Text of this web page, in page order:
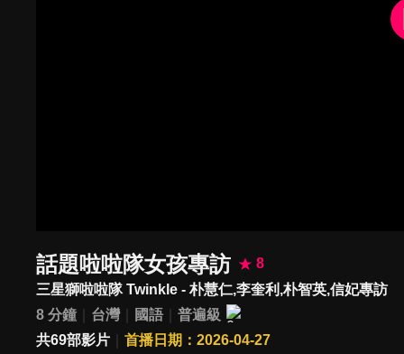
話題啦啦隊女孩專訪
8
三星獅啦啦隊 Twinkle - 朴慧仁,李奎利,朴智英,信妃專訪
8 分鐘
台灣 國語
普遍級
共69部影片
首播日期：2026-04-27